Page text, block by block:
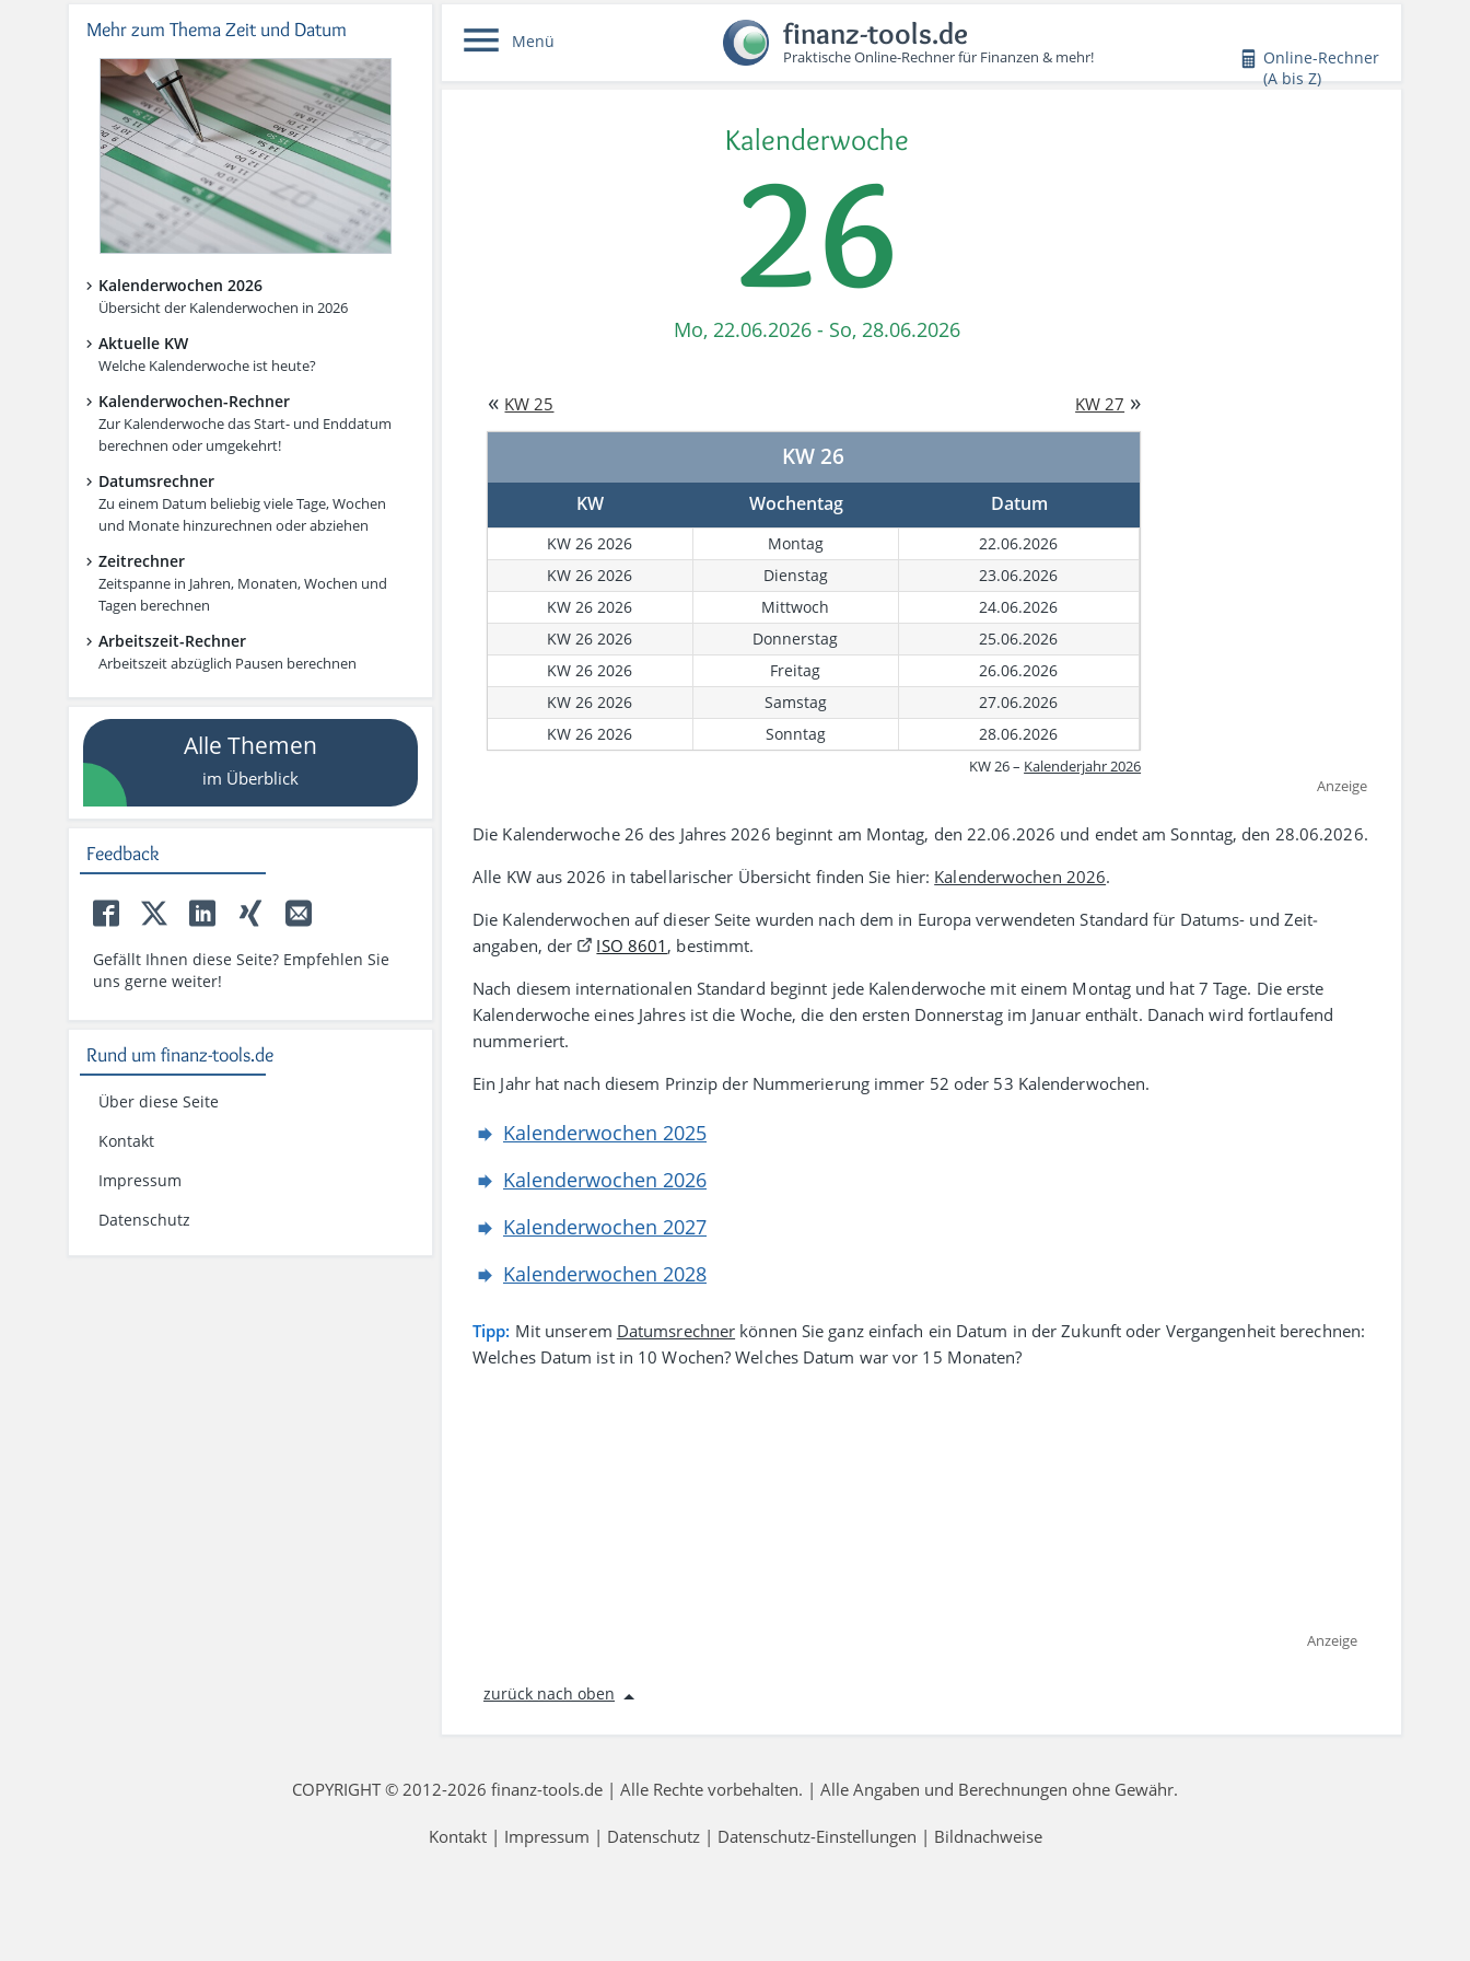
Menü finanz-tools.de
Praktische Online-Rechner für Finanzen & mehr!
Online-Rechner
(A bis Z)
Anzeige
Kalenderwoche
26
Mo, 22.06.2026 - So, 28.06.2026
« KW 25 KW 27 »
KW 26
KW Wochentag Datum
KW 26 2026 Montag
22.06.2026
KW 26 2026
Dienstag
23.06.2026
KW 26 2026
Mittwoch
24.06.2026
KW 26 2026
Donnerstag
25.06.2026
KW 26 2026
Freitag
26.06.2026
KW 26 2026
Samstag
27.06.2026
KW 26 2026
Sonntag 28.06.2026
KW 26 – Kalenderjahr 2026
Die Kalenderwoche 26 des Jahres 2026 beginnt am Montag, den 22.06.2026 und endet am Sonntag, den 28.06.2026.
Alle KW aus 2026 in tabellarischer Übersicht finden Sie hier: Kalenderwochen 2026.
Die Kalenderwochen auf dieser Seite wurden nach dem in Europa verwen­deten Standard für Datums- und Zeit­
angaben, der
ISO 8601 , bestimmt.
Nach diesem inter­natio­nalen Stan­dard beginnt jede Kalenderwoche mit einem Montag und hat 7 Tage. Die erste
Kalender­woche eines Jahres ist die Woche, die den ersten Donner­stag im Januar enthält. Danach wird fort­laufend
nummeriert.
Ein Jahr hat nach diesem Prinzip der Nummerierung immer 52 oder 53 Kalenderwochen.
Kalenderwochen 2025
Kalenderwochen 2026
Kalenderwochen 2027
Kalenderwochen 2028
Tipp: Mit unserem Datumsrechner können Sie ganz einfach ein Datum in der Zukunft oder Vergangenheit berechnen:
Welches Datum ist in 10 Wochen? Welches Datum war vor 15 Monaten?
Anzeige
zurück nach oben
Mehr zum Thema Zeit und Datum
Kalenderwochen 2026
Übersicht der Kalenderwochen in 2026
Aktuelle KW
Welche Kalenderwoche ist heute?
Kalenderwochen-Rechner
Zur Kalenderwoche das Start- und Enddatum
berechnen oder umgekehrt!
Datumsrechner
Zu einem Datum beliebig viele Tage, Wochen
und Monate hinzurechnen oder abziehen
Zeitrechner
Zeitspanne in Jahren, Monaten, Wochen und
Tagen berechnen
Arbeitszeit-Rechner
Arbeitszeit abzüglich Pausen berechnen
Alle Themen
im Überblick
Feedback
Gefällt Ihnen diese Seite? Empfehlen Sie
uns gerne weiter!
Rund um finanz-tools.de
Über diese Seite
Kontakt
Impressum
Datenschutz
COPYRIGHT © 2012-2026 finanz-tools.de | Alle Rechte vorbehalten. | Alle Angaben und Berechnungen ohne Gewähr.
Kontakt| Impressum | Datenschutz| Datenschutz-Einstellungen | Bildnachweise